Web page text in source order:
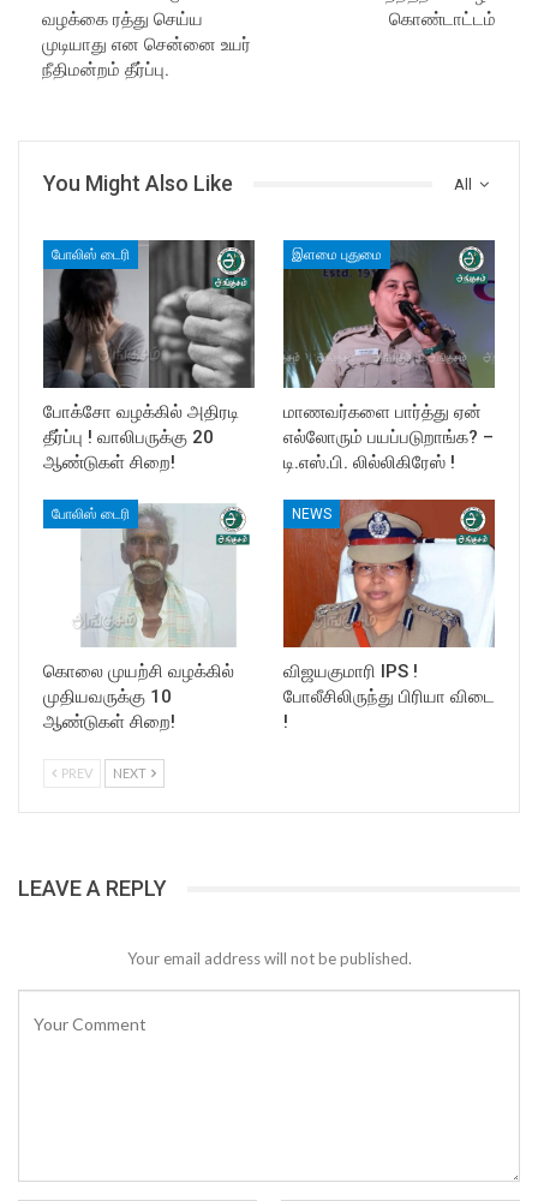
வழக்கை ரத்து செய்ய
முடியாது என சென்னை உயர்
நீதிமன்றம் தீர்ப்பு.
கொண்டாட்டம்
All
You Might Also Like
போலிஸ் டைரி
போக்சோ வழக்கில் அதிரடி
தீர்ப்பு ! வாலிபருக்கு 20
ஆண்டுகள் சிறை!
இளமை புதுமை
மாணவர்களை பார்த்து ஏன்
எல்லோரும் பயப்படுறாங்க? –
டி.எஸ்.பி. லில்லிகிரேஸ் !
போலிஸ் டைரி
கொலை முயற்சி வழக்கில்
முதியவருக்கு 10
ஆண்டுகள் சிறை!
NEWS
விஜயகுமாரி IPS !
போலீசிலிருந்து பிரியா விடை
!
PREV NEXT
LEAVE A REPLY
Your email address will not be published.